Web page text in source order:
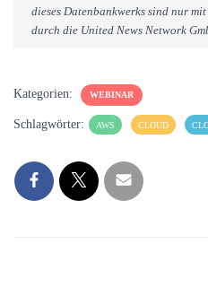
dieses Datenbankwerks sind nur
durch die United News Network
Kategorien: WEBINAR
Schlagwörter: AWS CLOUD